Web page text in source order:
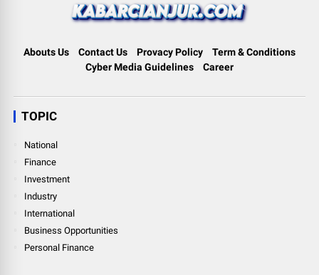
Abouts Us Contact Us Provacy Policy
Term & Conditions
Cyber Media Guidelines
Career
TOPIC
National
Finance
Investment
Industry
International
Business Opportunities
Personal Finance